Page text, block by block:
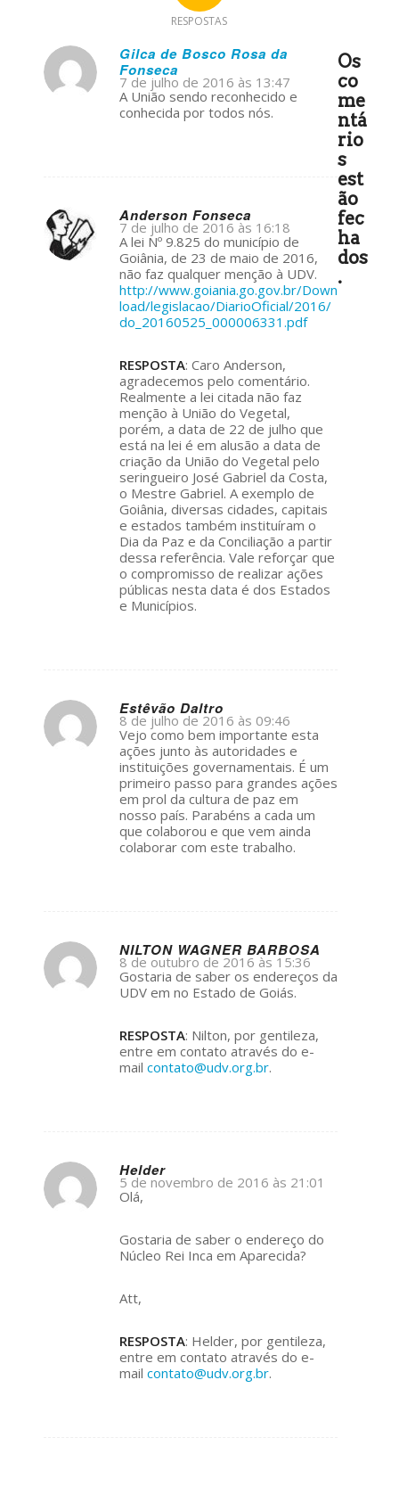
RESPOSTAS
Gilca de Bosco Rosa da
Fonseca
s
ays:
7 de julho de 2016 às 13:47
A União sendo reconhecido e
conhecida por todos nós.
Anderson Fonseca
s
ays:
7 de julho de 2016 às 16:18
A lei Nº 9.825 do município de
Goiânia, de 23 de maio de 2016,
não faz qualquer menção à UDV.
http://www.goiania.go.gov.br/Down
load/legislacao/DiarioOficial/2016/
do_20160525_000006331.pdf
RESPOSTA: Caro Anderson,
agradecemos pelo comentário.
Realmente a lei citada não faz
menção à União do Vegetal,
porém, a data de 22 de julho que
está na lei é em alusão a data de
criação da União do Vegetal pelo
seringueiro José Gabriel da Costa,
o Mestre Gabriel. A exemplo de
Goiânia, diversas cidades, capitais
e estados também instituíram o
Dia da Paz e da Conciliação a partir
dessa referência. Vale reforçar que
o compromisso de realizar ações
públicas nesta data é dos Estados
e Municípios.
Estêvão Daltro
s
ays:
8 de julho de 2016 às 09:46
Vejo como bem importante esta
ações junto às autoridades e
instituições governamentais. É um
primeiro passo para grandes ações
em prol da cultura de paz em
nosso país. Parabéns a cada um
que colaborou e que vem ainda
colaborar com este trabalho.
NILTON WAGNER BARBOSA
s
ays:
8 de outubro de 2016 às 15:36
Gostaria de saber os endereços da
UDV em no Estado de Goiás.
RESPOSTA: Nilton, por gentileza,
entre em contato através do e-
mail contato@udv.org.br.
Helder
s
ays:
5 de novembro de 2016 às 21:01
Olá,
Gostaria de saber o endereço do
Núcleo Rei Inca em Aparecida?
Att,
RESPOSTA: Helder, por gentileza,
entre em contato através do e-
mail contato@udv.org.br.
Os
co
me
ntá
rio
s
est
ão
fec
ha
dos
.